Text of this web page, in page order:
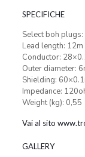
SPECIFICHE
Select boh plugs:
Lead length: 12m
Conductor:
Outer diameter:
Shielding:
Impedance:
Weight (kg): 0,55
Vai al sito
GALLERY